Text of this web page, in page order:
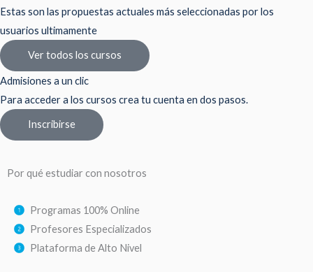
Estas son las propuestas actuales más seleccionadas por los
usuarios ultimamente
Ver todos los cursos
Admisiones a un clic
Para acceder a los cursos crea tu cuenta en dos pasos.
Inscribirse
Por qué estudiar con nosotros
Programas 100% Online
Profesores Especializados
Plataforma de Alto Nivel